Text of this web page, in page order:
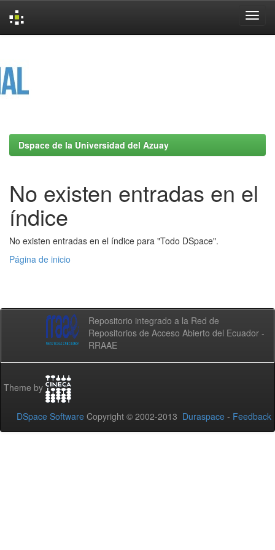
Dspace de la Universidad del Azuay
No existen entradas en el
índice
No existen entradas en el índice para "Todo DSpace".
Página de inicio
Repositorio integrado a la Red de
Repositorios de Acceso Abierto del Ecuador -
RRAAE
Theme by
DSpace Software Copyright © 2002-2013 Duraspace - Feedback